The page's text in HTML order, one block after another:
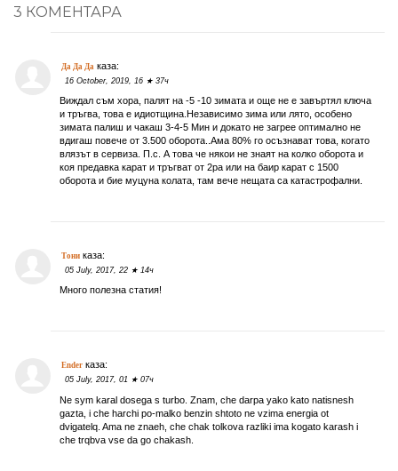
3 КОМЕНТАРА
Да Да Да каза:
16 October, 2019, 16 ★ 37ч
Виждал съм хора, палят на -5 -10 зимата и още не е завъртял ключа
и тръгва, това е идиотщина.Независимо зима или лято, особено
зимата палиш и чакаш 3-4-5 Мин и докато не загрее оптимално не
вдигаш повече от 3.500 оборота..Ама 80% го осъзнават това, когато
влязът в сервиза. П.с. А това че някои не знаят на колко оборота и
коя предавка карат и тръгват от 2ра или на баир карат с 1500
оборота и бие муцуна колата, там вече нещата са катастрофални.
Тониказа:
05 July, 2017, 22 ★ 14ч
Много полезна статия!
Enderказа:
05 July, 2017, 01 ★ 07ч
Ne sym karal dosega s turbo. Znam, che darpa yako kato natisnesh
gazta, i che harchi po-malko benzin shtoto ne vzima energia ot
dvigatelq. Ama ne znaeh, che chak tolkova razliki ima kogato karash i
che trqbva vse da go chakash.